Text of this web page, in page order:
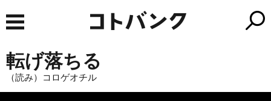
転げ落ちる
（読み）コロゲオチル